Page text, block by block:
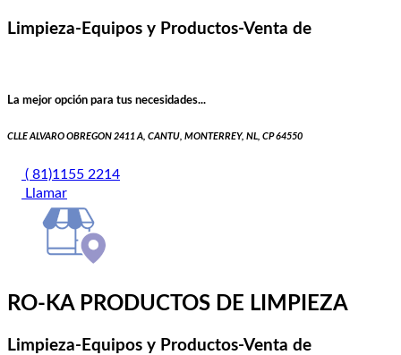
Limpieza-Equipos y Productos-Venta de
La mejor opción para tus necesidades...
CLLE ALVARO OBREGON 2411 A, CANTU, MONTERREY, NL, CP 64550
( 81)1155 2214
Llamar
RO-KA PRODUCTOS DE LIMPIEZA
Limpieza-Equipos y Productos-Venta de